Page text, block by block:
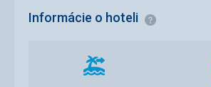
Informácie o hoteli Informácie
Vzdialenosť